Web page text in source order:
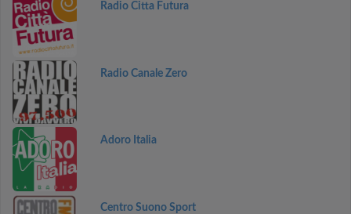
Radio Citta Futura
Radio Canale Zero
Adoro Italia
Centro Suono Sport